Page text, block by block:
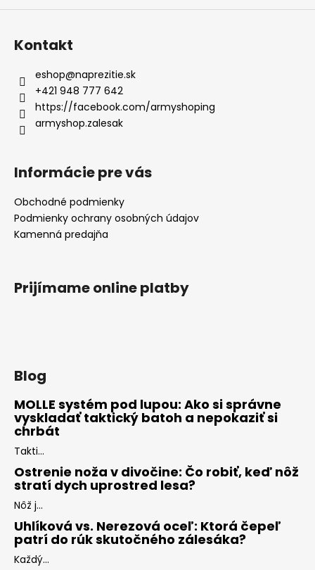
Kontakt
eshop@naprezitie.sk
+421 948 777 642
https://facebook.com/armyshoping
armyshop.zalesak
Informácie pre vás
Obchodné podmienky
Podmienky ochrany osobných údajov
Kamenná predajňa
Prijímame online platby
Blog
MOLLE systém pod lupou: Ako si správne
vyskladať taktický batoh a nepokaziť si
chrbát
Takti...
Ostrenie noža v divočine: Čo robiť, keď nôž
stratí dych uprostred lesa?
Nôž j...
Uhlíková vs. Nerezová oceľ: Ktorá čepeľ
patrí do rúk skutočného zálesáka?
Každý...